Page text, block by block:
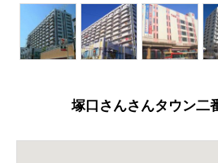
塚口さんさんタウン二